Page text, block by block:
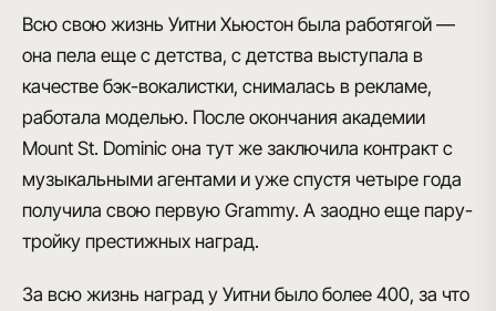
Всю свою жизнь Уитни Хьюстон была работягой —
она пела еще с детства, с детства выступала в
качестве бэк-вокалистки, снималась в рекламе,
работала моделью. После окончания академии
Mount St. Dominic она тут же заключила контракт с
музыкальными агентами и уже спустя четыре года
получила свою первую Grammy. А заодно еще пару-
тройку престижных наград.
За всю жизнь наград у Уитни было более 400, за что